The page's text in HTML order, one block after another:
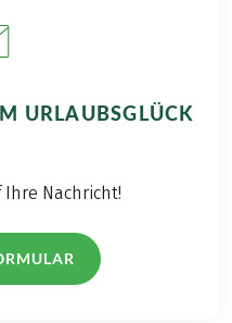
URLAUBSGLÜCK
Nachricht!